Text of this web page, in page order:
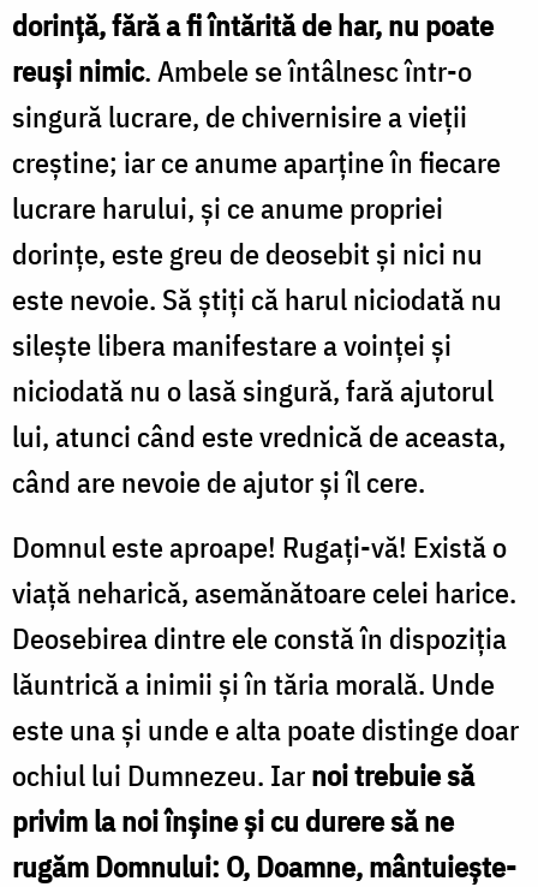
dorinţă, fără a fi întărită de har, nu poate
reuşi nimic. Ambele se întâlnesc într-o
singură lucrare, de chivernisire a vieţii
creştine; iar ce anume aparţine în fiecare
lucrare harului, şi ce anume propriei
dorinţe, este greu de deosebit şi nici nu
este nevoie. Să ştiţi că harul niciodată nu
sileşte libera manifestare a voinţei şi
niciodată nu o lasă singură, fară ajutorul
lui, atunci când este vrednică de aceasta,
când are nevoie de ajutor şi îl cere.
Domnul este aproape! Rugaţi-vă! Există o
viaţă neharică, asemănătoare celei harice.
Deosebirea dintre ele constă în dispoziţia
lăuntrică a inimii şi în tăria morală. Unde
este una şi unde e alta poate distinge doar
ochiul lui Dumnezeu. Iarnoi trebuie să
privim la noi înşine şi cu durere să ne
rugăm Domnului: O, Doamne, mântuieşte-